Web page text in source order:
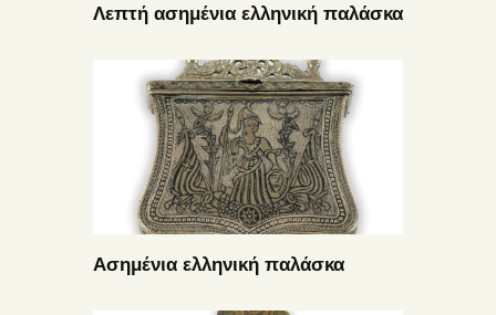
Λεπτή ασημένια ελληνική παλάσκα
Ασημένια ελληνική παλάσκα